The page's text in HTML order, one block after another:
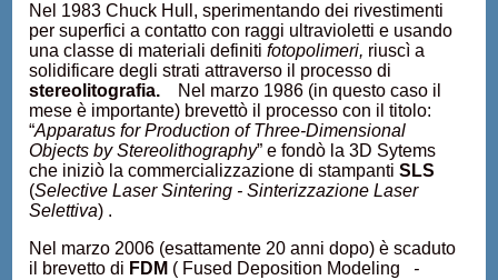
Nel 1983 Chuck Hull, sperimentando dei rivestimenti
per superfici a contatto con raggi ultravioletti e usando
una classe di materiali definitifotopolimeri, riuscì a
solidificare degli strati attraverso il processo di
stereolitografia.
Nel marzo 1986 (in questo caso il
mese è importante) brevettò il processo con il titolo:
“Apparatus for Production of Three-Dimensional
Objects by Stereolithography” e fondò la 3D Sytems
che iniziò la commercializzazione di stampantiSLS
(Selective Laser Sintering - Sinterizzazione Laser
Selettiva) .
Nel marzo 2006 (esattamente 20 anni dopo) è scaduto
il brevetto di FDM ( Fused Deposition Modeling -